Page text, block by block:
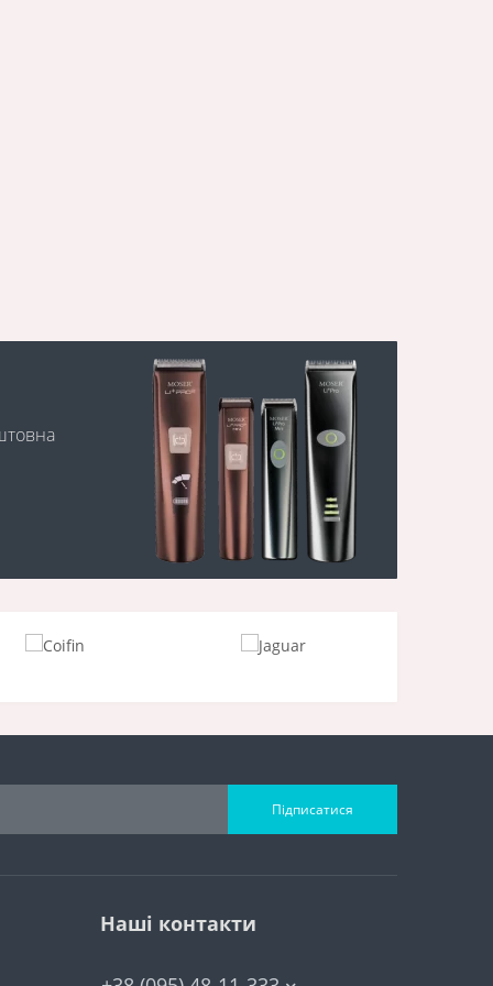
Підписатися
Наші контакти